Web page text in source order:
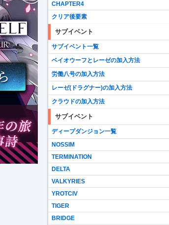
CHAPTER4
クリア後要素
サブイベント
サブイベント一覧
ベイオウーフとレーゼの加入方法
労働八号の加入方法
レーゼ(ドラグナー)の加入方法
クラウドの加入方法
サブイベント
ディープダンジョン一覧
NOSSIM
TERMINATION
DELTA
VALKYRIES
YROTCIV
TIGER
BRIDGE